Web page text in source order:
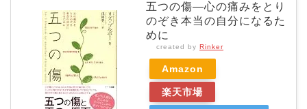
五つの傷―心の痛みをとり
のぞき本当の自分になるた
めに
created by Rinker
Amazon
楽天市場